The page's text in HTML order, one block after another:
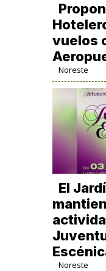
vuelos
Noreste
El
Noreste